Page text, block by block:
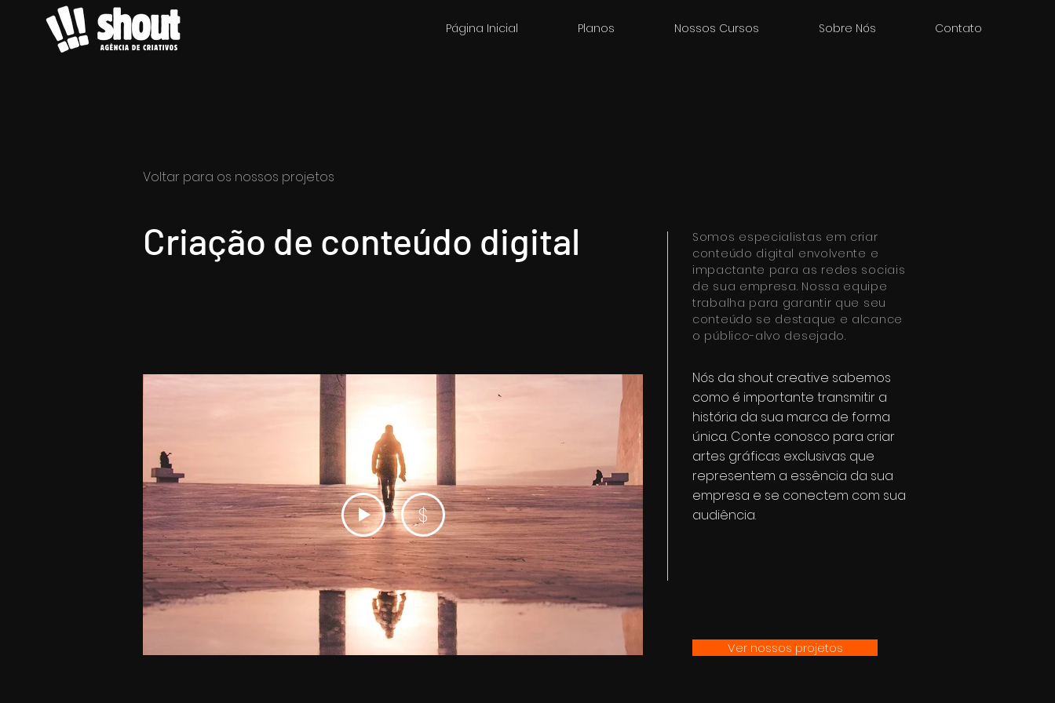
Página Inicial Planos Nossos Cursos Sobre Nós Contato
Voltar para os nossos projetos
Criação de conteúdo digital
Somos especialistas em criar
conteúdo digital envolvente e
impactante para as redes sociais
de sua empresa. Nossa equipe
trabalha para garantir que seu
conteúdo se destaque e alcance
o público-alvo desejado.
Nós da shout creative sabemos
como é importante transmitir a
história da sua marca de forma
única. Conte conosco para criar
artes gráficas exclusivas que
representem a essência da sua
empresa e se conectem com sua
audiência.
Ver nossos projetos
$